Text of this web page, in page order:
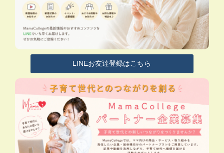
LINEお友達登録はこちら